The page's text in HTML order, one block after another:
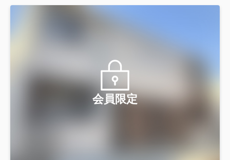
会員限定